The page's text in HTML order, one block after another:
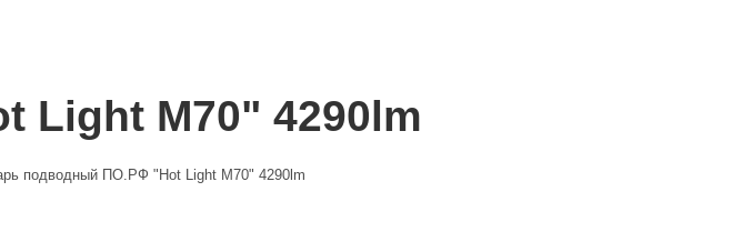
M70" 4290lm
подводный ПО.РФ "Hot Light M70" 4290lm